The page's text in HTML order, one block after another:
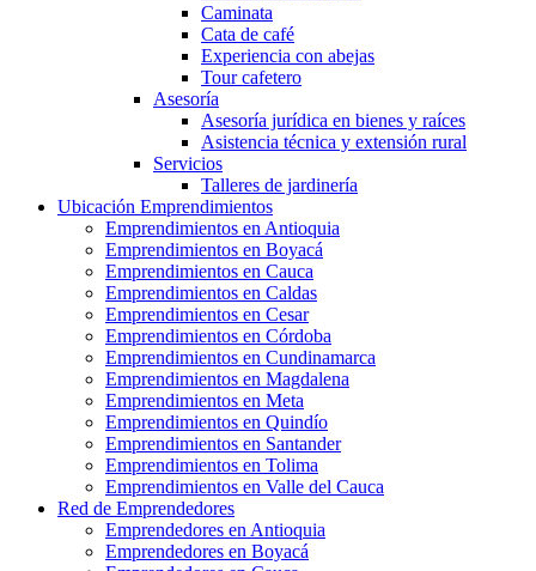
Caminata
Cata de café
Experiencia con abejas
Tour cafetero
Asesoría
Asesoría jurídica en bienes y raíces
Asistencia técnica y extensión rural
Servicios
Talleres de jardinería
Ubicación Emprendimientos
Emprendimientos en Antioquia
Emprendimientos en Boyacá
Emprendimientos en Cauca
Emprendimientos en Caldas
Emprendimientos en Cesar
Emprendimientos en Córdoba
Emprendimientos en Cundinamarca
Emprendimientos en Magdalena
Emprendimientos en Meta
Emprendimientos en Quindío
Emprendimientos en Santander
Emprendimientos en Tolima
Emprendimientos en Valle del Cauca
Red de Emprendedores
Emprendedores en Antioquia
Emprendedores en Boyacá